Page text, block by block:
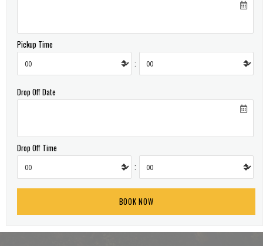
Pickup Time
:
Drop Off Date
Drop Off Time
: